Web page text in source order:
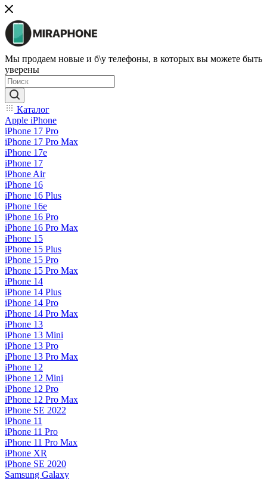
Мы продаем новые и б\у телефоны, в которых вы можете быть
уверены
Каталог
Apple iPhone
iPhone 17 Pro
iPhone 17 Pro Max
iPhone 17e
iPhone 17
iPhone Air
iPhone 16
iPhone 16 Plus
iPhone 16e
iPhone 16 Pro
iPhone 16 Pro Max
iPhone 15
iPhone 15 Plus
iPhone 15 Pro
iPhone 15 Pro Max
iPhone 14
iPhone 14 Plus
iPhone 14 Pro
iPhone 14 Pro Max
iPhone 13
iPhone 13 Mini
iPhone 13 Pro
iPhone 13 Pro Max
iPhone 12
iPhone 12 Mini
iPhone 12 Pro
iPhone 12 Pro Max
iPhone SE 2022
iPhone 11
iPhone 11 Pro
iPhone 11 Pro Max
iPhone XR
iPhone SE 2020
Samsung Galaxy